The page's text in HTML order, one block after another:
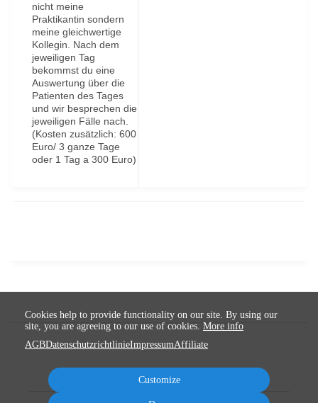
nicht meine
Praktikantin sondern
meine gleichwertige
Kollegin. Nach dem
jeweiligen Tag
bekommst du eine
Auswertung über die
Patienten des Tages
und wir besprechen die
jeweiligen Fälle nach.
(Kosten zusätzlich: 600
Euro/ 3 ganze Tage
oder 1 Tag a 300 Euro)
Cookies help to provide functionality on our site. By using our
site, you are agreeing to our use of cookies. More info
AGBDatenschutzrichtlinieImpressumAffiliate
Customize